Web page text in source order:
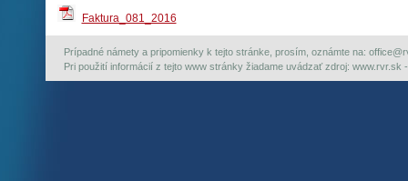
Faktura_081_2016
Prípadné námety a pripomienky k tejto stránke, prosím, oznámte na:
Pri použití informácií z tejto www stránky žiadame uvádzať zdroj: www.rvr.sk